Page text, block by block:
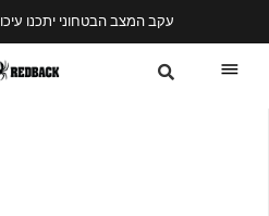
עקב המצב הבטחוני יתכנו